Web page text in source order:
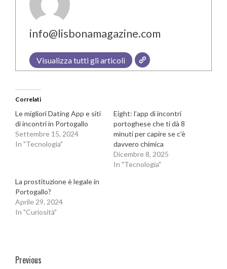
info@lisbonamagazine.com
Visualizza tutti gli articoli
Correlati
Le migliori Dating App e siti
di incontri in Portogallo
Settembre 15, 2024
In "Tecnologia"
Eight: l’app di incontri
portoghese che ti dà 8
minuti per capire se c’è
davvero chimica
Dicembre 8, 2025
In "Tecnologia"
La prostituzione è legale in
Portogallo?
Aprile 29, 2024
In "Curiosità"
Continue
Previous